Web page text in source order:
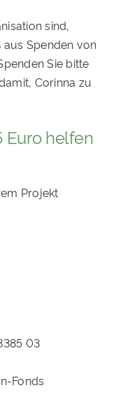
sind,
aus Spenden von
Sie bitte
Corinna zu
Euro helfen
Projekt
03
Fonds